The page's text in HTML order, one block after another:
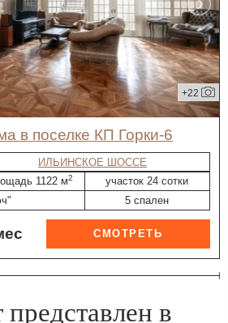
+22
в поселке КП Горки-6
ИЛЬИНСКОЕ ШОССЕ
1122 м2
участок 24 сотки
5 спален
в